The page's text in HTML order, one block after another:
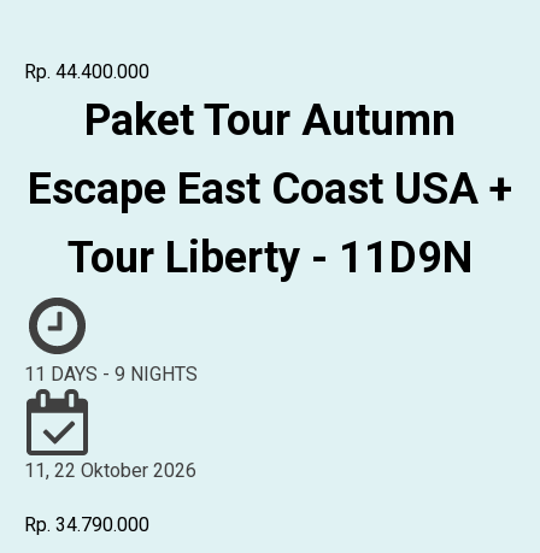
Rp. 44.400.000
Paket Tour Autumn
Escape East Coast USA +
Tour Liberty - 11D9N
11 DAYS - 9 NIGHTS
11, 22 Oktober 2026
Rp. 34.790.000